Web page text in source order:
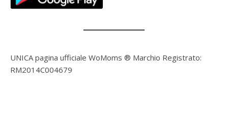
UNICA pagina ufficiale WoMoms ® Marchio Registrato:
RM2014C004679